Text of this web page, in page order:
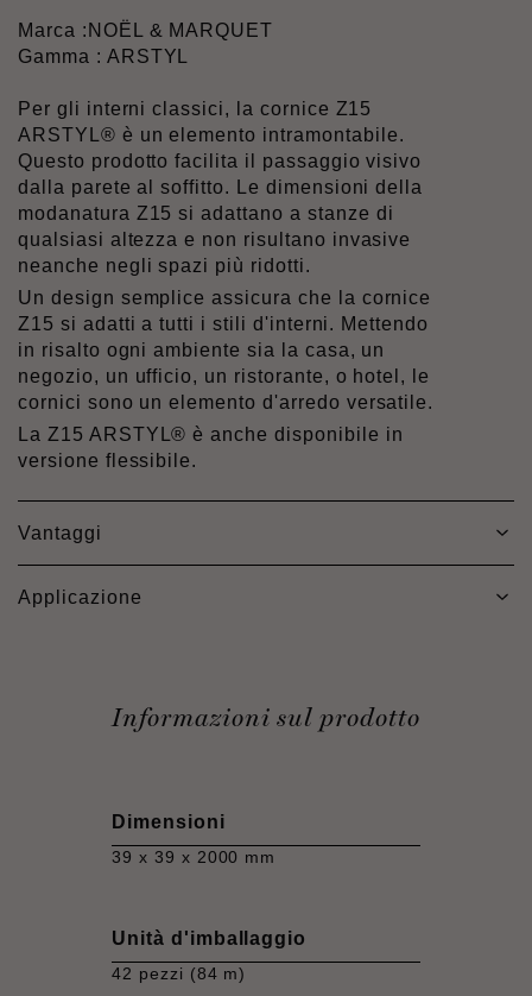
Marca : NOËL & MARQUET
Gamma : ARSTYL
Per gli interni classici, la cornice Z15
ARSTYL® è un elemento intramontabile.
Questo prodotto facilita il passaggio visivo
dalla parete al soffitto. Le dimensioni della
modanatura Z15 si adattano a stanze di
qualsiasi altezza e non risultano invasive
neanche negli spazi più ridotti.
Un design semplice assicura che la cornice
Z15 si adatti a tutti i stili d'interni. Mettendo
in risalto ogni ambiente sia la casa, un
negozio, un ufficio, un ristorante, o hotel, le
cornici sono un elemento d'arredo versatile.
La Z15 ARSTYL® è anche disponibile in
versione flessibile.
Vantaggi
Applicazione
Informazioni sul prodotto
Dimensioni
39 x 39 x 2000 mm
Unità d'imballaggio
42 pezzi (84 m)